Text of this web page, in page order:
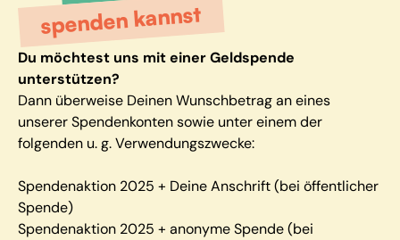
spenden kannst
Du möchtest uns mit einer Geldspende
unterstützen?
Dann überweise Deinen Wunschbetrag an eines
unserer Spendenkonten sowie unter einem der
folgenden u. g. Verwendungszwecke:
Spendenaktion 2025 + Deine Anschrift (bei öffentlicher
Spende)
Spendenaktion 2025 + anonyme Spende (bei